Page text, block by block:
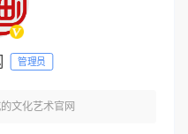
管理员
文化艺术官网